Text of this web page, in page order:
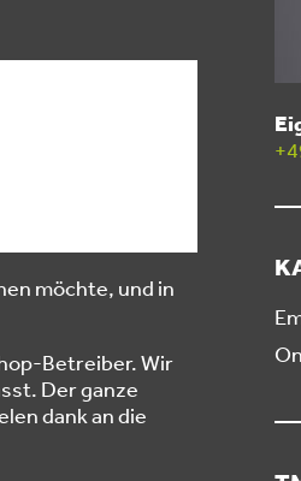
möchte, und in
Betreiber. Wir
Der ganze
dank an die